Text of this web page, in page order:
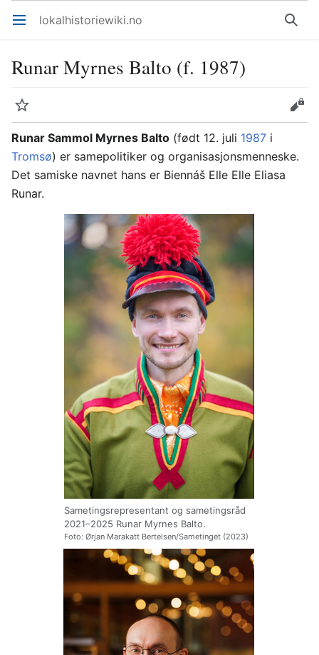
Åpne hovedmenyen lokalhistoriewiki.no Søk
Runar Myrnes Balto (f. 1987)
Overvåk
Rediger
Runar Sammol Myrnes Balto (født 12. juli 1987 i
Tromsø) er samepolitiker og organisasjonsmenneske.
Det samiske navnet hans er Biennáš Elle Elle Eliasa
Runar.
Sametingsrepresentant og sametingsråd
2021–2025 Runar Myrnes Balto.
Foto: Ørjan Marakatt Bertelsen/Sametinget (2023)